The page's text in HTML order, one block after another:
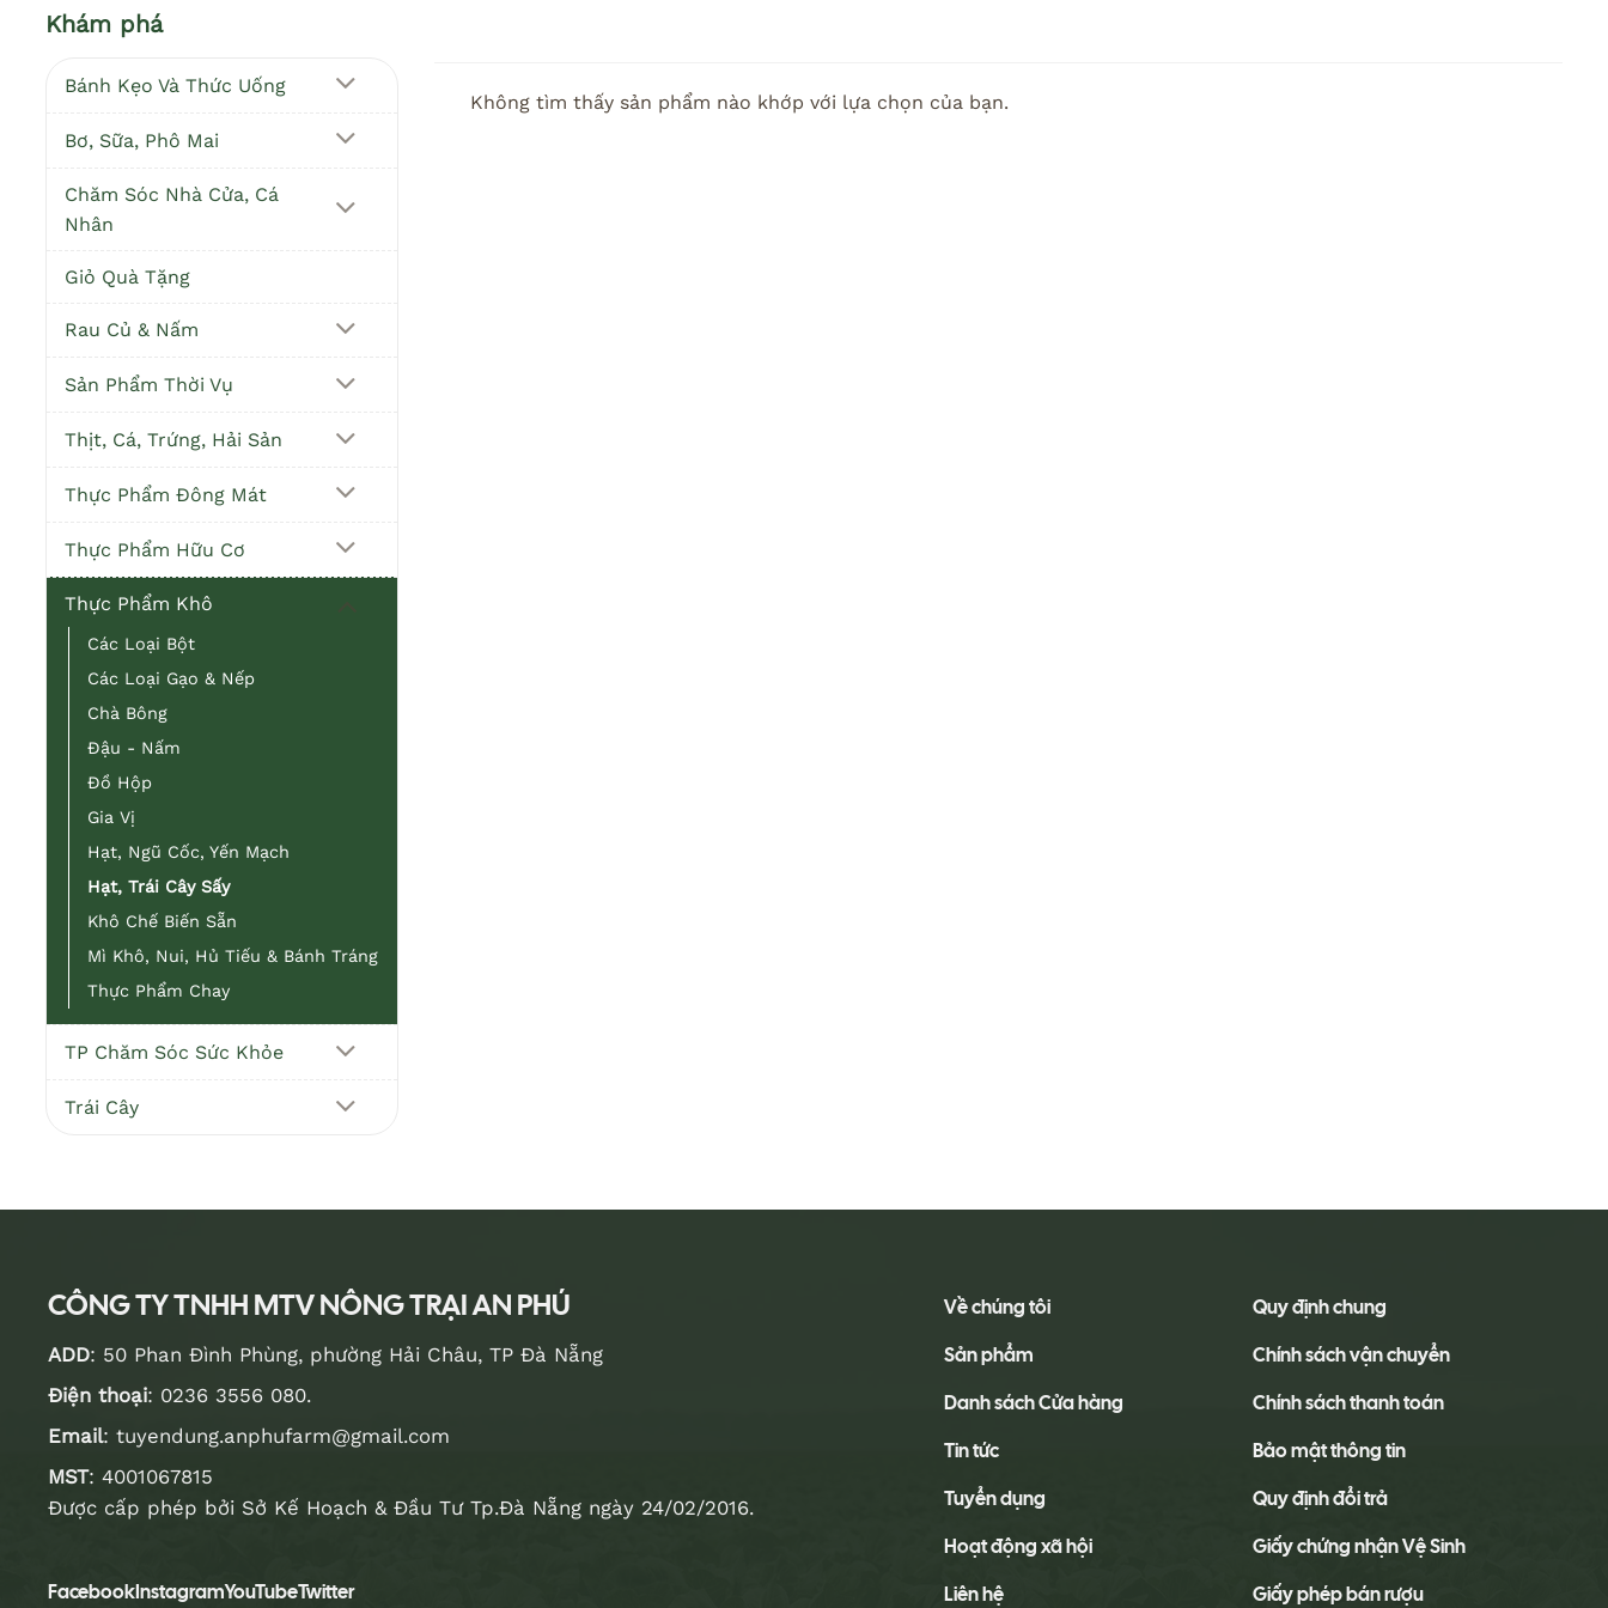
Khám phá
Bánh Kẹo Và Thức Uống
Bơ, Sữa, Phô Mai
Chăm Sóc Nhà Cửa, Cá
Nhân
Giỏ Quà Tặng
Rau Củ & Nấm
Sản Phẩm Thời Vụ
Thịt, Cá, Trứng, Hải Sản
Thực Phẩm Đông Mát
Thực Phẩm Hữu Cơ
Thực Phẩm Khô
Các Loại Bột
Các Loại Gạo & Nếp
Chà Bông
Đậu - Nấm
Đồ Hộp
Gia Vị
Hạt, Ngũ Cốc, Yến Mạch
Hạt, Trái Cây Sấy
Khô Chế Biến Sẵn
Mì Khô, Nui, Hủ Tiếu & Bánh Tráng
Thực Phẩm Chay
TP Chăm Sóc Sức Khỏe
Trái Cây
Không tìm thấy sản phẩm nào khớp với lựa chọn của bạn.
CÔNG TY TNHH MTV NÔNG TRẠI AN PHÚ
ADD: 50 Phan Đình Phùng, phường Hải Châu, TP Đà Nẵng
Điện thoại: 0236 3556 080.
Email: tuyendung.anphufarm@gmail.com
MST: 4001067815
Được cấp phép bởi Sở Kế Hoạch & Đầu Tư Tp.Đà Nẵng ngày 24/02/2016.
FacebookInstagramYouTubeTwitter
Về chúng tôi
Sản phẩm
Danh sách Cửa hàng
Tin tức
Tuyển dụng
Hoạt động xã hội
Liên hệ
Quy định chung
Chính sách vận chuyển
Chính sách thanh toán
Bảo mật thông tin
Quy định đổi trả
Giấy chứng nhận Vệ Sinh
Giấy phép bán rượu